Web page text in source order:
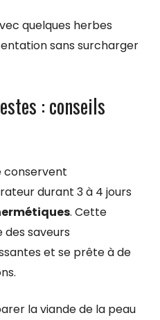
quelques herbes
sans surcharger
: conseils
conservent
durant 3 à 4 jours
. Cette
saveurs
et se prête à de
la viande de la peau